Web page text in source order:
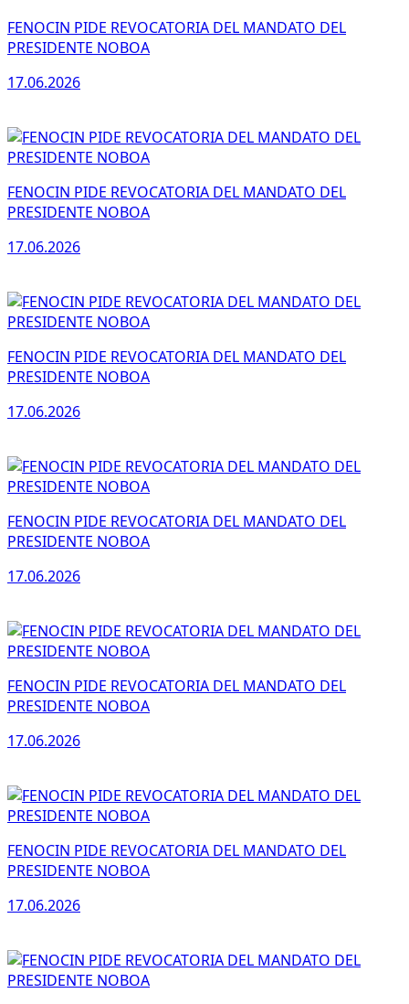
FENOCIN PIDE REVOCATORIA DEL MANDATO DEL
PRESIDENTE NOBOA
17.06.2026
FENOCIN PIDE REVOCATORIA DEL MANDATO DEL
PRESIDENTE NOBOA
17.06.2026
FENOCIN PIDE REVOCATORIA DEL MANDATO DEL
PRESIDENTE NOBOA
17.06.2026
FENOCIN PIDE REVOCATORIA DEL MANDATO DEL
PRESIDENTE NOBOA
17.06.2026
FENOCIN PIDE REVOCATORIA DEL MANDATO DEL
PRESIDENTE NOBOA
17.06.2026
FENOCIN PIDE REVOCATORIA DEL MANDATO DEL
PRESIDENTE NOBOA
17.06.2026